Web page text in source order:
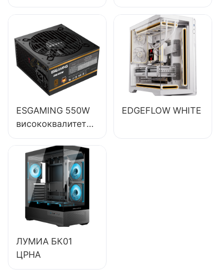
напајање за
десктоп рачунаре
са ефикасношћу
од 85%,
пуномодулно, 80+
бронзано,
ESB650W
ESGAMING 550W
висококвалитетно
напајање за
десктоп рачунаре
са ефикасношћу
од 85%, 80+
бронзано
ESB550W
EDGEFLOW WHITE
ЛУМИА БК01
ЦРНА